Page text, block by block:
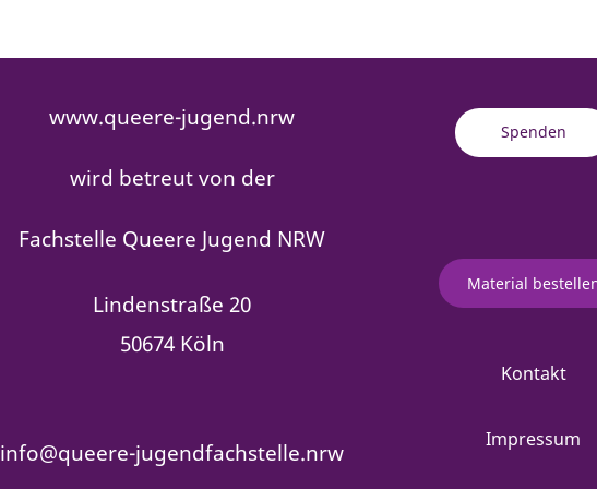
www.queere-jugend.nrw
wird betreut von der
Fachstelle Queere Jugend NRW
Lindenstraße 20
50674 Köln
info@queere-jugendfachstelle.nrw
Spenden
Material
Kontakt
Impressum